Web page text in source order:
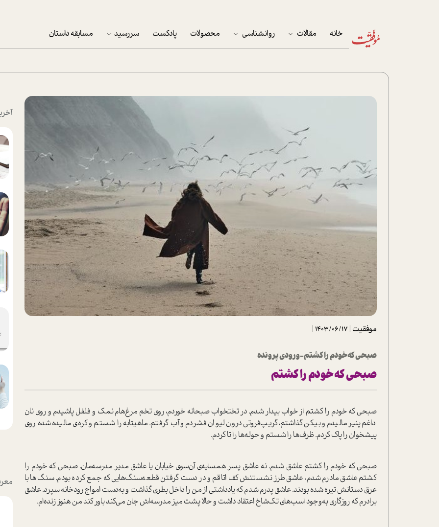
خانه مقالات
زندگی
نوجوان
کار
پلاس
شیوانا
داستان
روانشناسی محصولات پادکست سررسید
پکيج نوروزي موفقيت
تقویم دیواری
مسابقه داستان
موفقیت |
1403/06/17
|
صبحی که خودم را کشتم-ورودی پرونده
صبحی که خودم را کشتم
صبحی که خودم را کشتم از خواب بیدار شدم. در تختخواب صبحانه خوردم، روی تخم مرغ‌هام نمک و فلفل پاشیدم و روی نان
داغم پنیر مالیدم و بیکن گذاشتم، گریپ‌فروتی درون لیوان فشردم و آب گرفتم. ماهیتابه را شستم و کره‌ی مالیده شده روی
پیشخوان را پاک کردم. ظرف‌ها را شستم و حوله‌ها را تا کردم.
صبحی که خودم را کشتم عاشق شدم. نه عاشق پسر همسایه‌ی آن‌سوی خیابان یا عاشق مدیر مدرسه‌مان. صبحی که خودم را
کشتم عاشق مادرم شدم، عاشق طرز نشستنش کف اتاقم و در دست گرفتن قطعه‌سنگ‌هایی که جمع کرده بودم. سنگ‌ها با
عرق دستانش تیره شده بودند. عاشق پدرم شدم که یادداشتی از من را داخل بطری گذاشت و به‌دست امواج رودخانه سپرد. عاشق
برادرم که روزگاری به‌وجود اسب‌های تک‌شاخ اعتقاد داشت و حالا پشت میز مدرسه‌اش جان می‌کند باور کند من هنوز زنده‌ام.